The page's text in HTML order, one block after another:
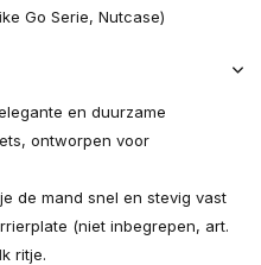
Go Serie, Nutcase)
en duurzame
ontworpen voor
de mand snel en stevig vast
(niet inbegrepen, art.
ritje.